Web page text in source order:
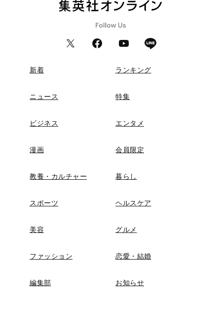
新着 ランキング
ニュース 特集
ビジネス エンタメ
漫画 会員限定
教養・カルチャー 暮らし
スポーツ ヘルスケア
美容 グルメ
ファッション 恋愛・結婚
編集部 お知らせ